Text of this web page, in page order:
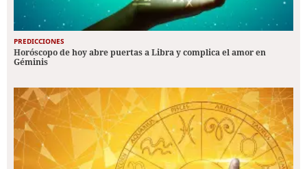
PREDICCIONES
Horóscopo de hoy abre puertas a Libra y complica el amor en
Géminis